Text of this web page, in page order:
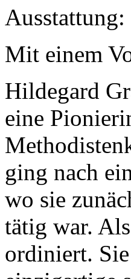
Ausstattung:
Mit einem
Hildegard
eine
ging nach
wo sie
tätig war.
ordiniert.